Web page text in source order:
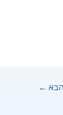
←